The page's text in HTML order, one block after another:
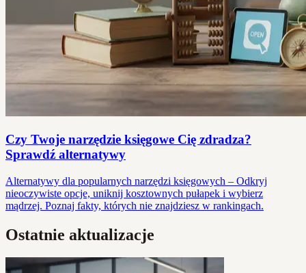
Czy Twoje narzędzie księgowe Cię zdradza?
Sprawdź alternatywy
Alternatywy dla popularnych narzędzi księgowych – Odkryj
nieoczywiste opcje, uniknij kosztownych pułapek i wybierz
mądrzej. Poznaj fakty, których nie znajdziesz w rankingach.
Ostatnie aktualizacje